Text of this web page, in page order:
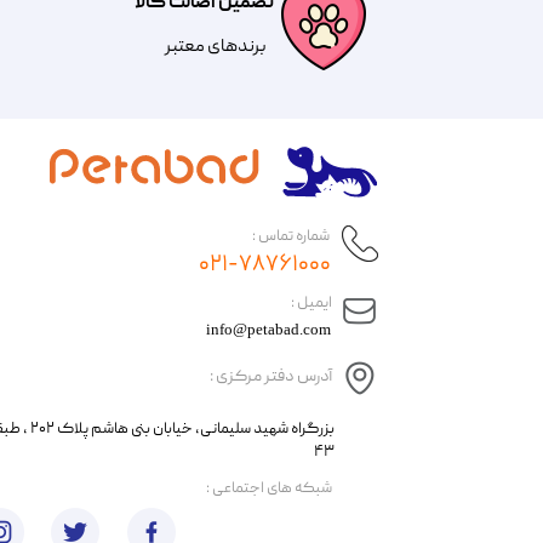
​​برندهای معتبر​​​​​​​
​ایمیل :
آدرس دفتر مرکزی :
info@petabad.com
​​بزرگراه شهید
۴۳
شماره تماس :
۰۲۱-۷۸۷۶۱۰۰۰
​شبکه های اجتماعی :